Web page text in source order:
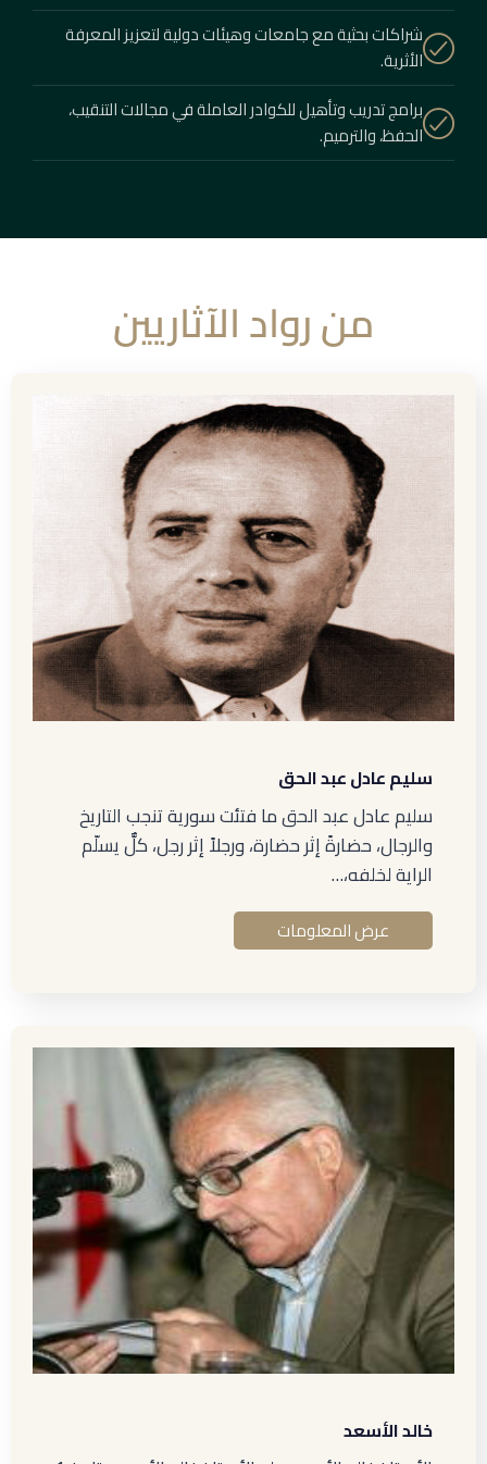
شراكات بحثية مع جامعات وهيئات دولية لتعزيز المعرفة
الأثرية.
برامج تدريب وتأهيل للكوادر العاملة في مجالات التنقيب،
الحفظ، والترميم.
من رواد الآثاريين
سليم عادل عبد الحق
سليم عادل عبد الحق ما فتئت سورية تنجب التاريخ
والرجال، حضارةً إثر حضارة، ورجلاً إثر رجل، كلٌّ يسلّم
الراية لخلفه،…
عرض المعلومات
خالد الأسعد